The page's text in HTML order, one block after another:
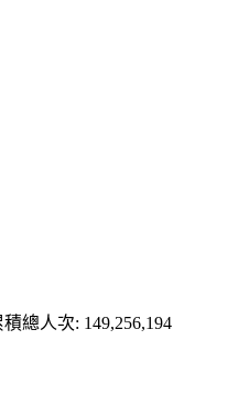
積總人次: 149,256,194